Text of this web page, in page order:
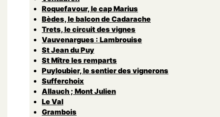
Roquefavour, le cap Marius
Bèdes, le balcon de Cadarache
Trets, le circuit des vignes
Vauvenargues : Lambrouise
St Jean du Puy
St Mître les remparts
Puyloubier, le sentier des vignerons
Sufferchoix
Allauch ; Mont Julien
Le Val
Grambois